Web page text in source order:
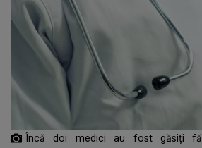
Încă doi medici au fost găsiți